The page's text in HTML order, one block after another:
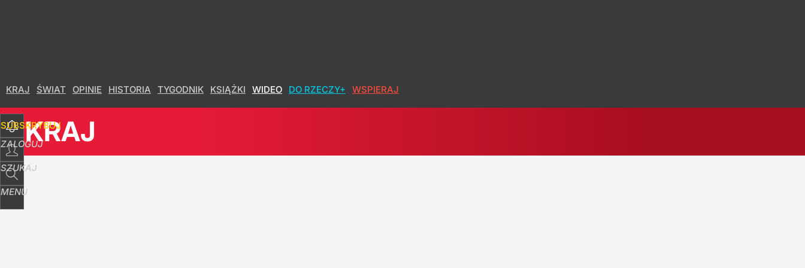
KRAJ ŚWIAT OPINIE HISTORIA TYGODNIK KSIĄŻKI WIDEO DO RZECZY+ WSPIERAJ
SUBSKRYBUJ
ZALOGUJ
SZUKAJ
MENU
KRAJ